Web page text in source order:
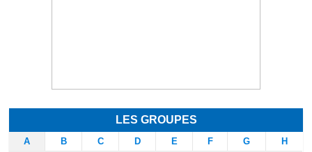
LES GROUPES
A B C D E F G H